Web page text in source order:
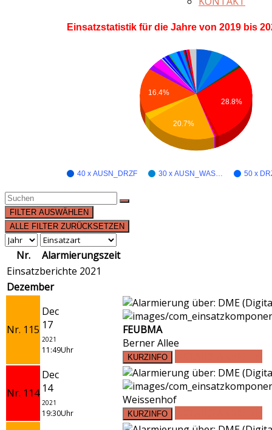
Einsatzstatistik für die Jahre von 2019 bis
40 x AUSN_DRZF 30 x AUSN_WAS… 50 x
28.8%
16.4%
20.7%
FILTER AUSWÄHLEN
ALLE FILTER ZURÜCKSETZEN
Nr.
Alarmierungszeit
Einsatzberichte 2021
Dezember
Nr. 115
Dec
17
2021
11:49Uhr
FEUBMA
Berner Allee
Nr. 114
Dec
14
2021
19:30Uhr
Weissenhof